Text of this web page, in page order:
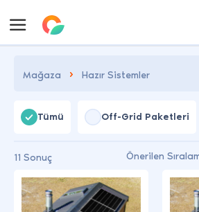
Mağaza Hazır Sistemler
Tümü Off-Grid Paketleri
11 Sonuç